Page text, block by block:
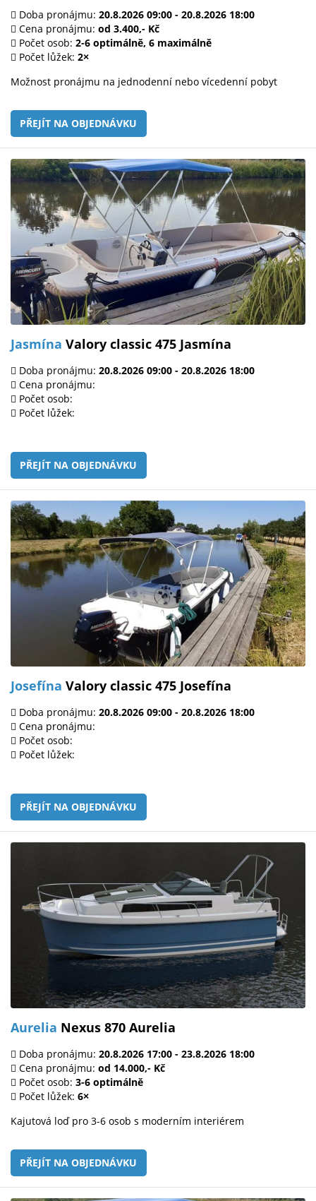
Doba pronájmu: 20.8.2026 09:00 - 20.8.2026 18:00
Cena pronájmu: od 3.400,- Kč
Počet osob: 2-6 optimálně, 6 maximálně
Počet lůžek: 2×
Možnost pronájmu na jednodenní nebo vícedenní pobyt
PŘEJÍT NA OBJEDNÁVKU
Jasmína Valory classic 475 Jasmína
Doba pronájmu: 20.8.2026 09:00 - 20.8.2026 18:00
Cena pronájmu:
Počet osob:
Počet lůžek:
PŘEJÍT NA OBJEDNÁVKU
Josefína Valory classic 475 Josefína
Doba pronájmu: 20.8.2026 09:00 - 20.8.2026 18:00
Cena pronájmu:
Počet osob:
Počet lůžek:
PŘEJÍT NA OBJEDNÁVKU
Aurelia Nexus 870 Aurelia
Doba pronájmu: 20.8.2026 17:00 - 23.8.2026 18:00
Cena pronájmu: od 14.000,- Kč
Počet osob: 3-6 optimálně
Počet lůžek: 6×
Kajutová loď pro 3-6 osob s moderním interiérem
PŘEJÍT NA OBJEDNÁVKU